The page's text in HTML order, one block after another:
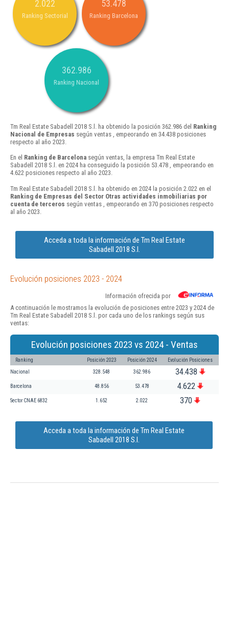
2.022
Ranking Sectorial
53.478
Ranking Barcelona
362.986
Ranking Nacional
Tm Real Estate Sabadell 2018 S.l. ha obtenido la posición 362.986 del Ranking
Nacional de Empresas según ventas , empeorando en 34.438 posiciones
respecto al año 2023.
En el Ranking de Barcelona según ventas, la empresa Tm Real Estate
Sabadell 2018 S.l. en 2024 ha conseguido la posición 53.478 , empeorando en
4.622 posiciones respecto al año 2023.
Tm Real Estate Sabadell 2018 S.l. ha obtenido en 2024 la posición 2.022 en el
Ranking de Empresas del Sector Otras actividades inmobiliarias por
cuenta de terceros según ventas , empeorando en 370 posiciones respecto
al año 2023.
Acceda a toda la información de Tm Real Estate
Sabadell 2018 S.l.
Evolución posiciones 2023 - 2024
Información ofrecida por
A continuación le mostramos la evolución de posiciones entre 2023 y 2024 de
Tm Real Estate Sabadell 2018 S.l. por cada uno de los rankings según sus
ventas:
Evolución posiciones 2023 vs 2024 - Ventas
Ranking Posición 2023 Posición 2024 Evolución Posiciones
Nacional 328.548 362.986 34.438
Barcelona 48.856 53.478 4.622
Sector CNAE 6832 1.652 2.022 370
Acceda a toda la información de Tm Real Estate
Sabadell 2018 S.l.